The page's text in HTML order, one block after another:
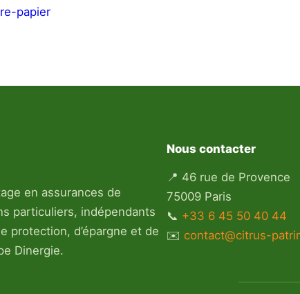
papier
en assurances de
particuliers, indépendants
protection, d’épargne et de
Dinergie.
Nous contacter
📍 46 rue de Provence
75009 Paris
📞 +33 6 45 50 40 44
✉️ contact@citrus-